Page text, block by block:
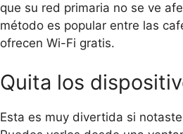
que su red primaria no se ve
método es popular entre las
ofrecen Wi-Fi gratis.
Quita los
Esta es muy divertida si